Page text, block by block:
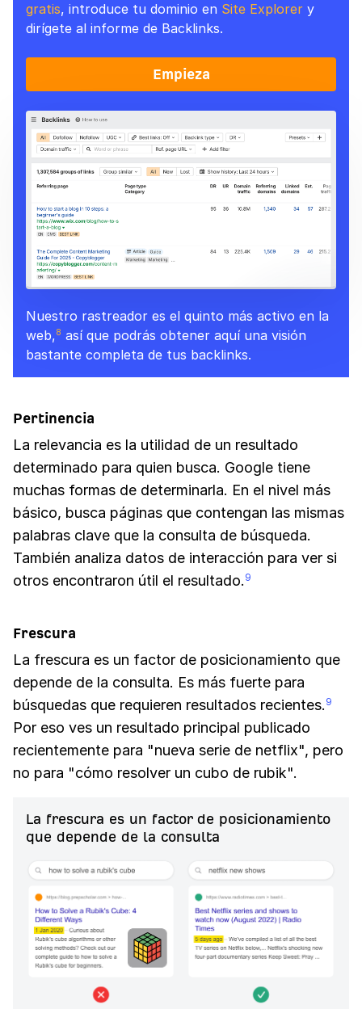
gratis, introduce tu dominio en Site Explorer y
dirígete al informe de Backlinks.
Empieza
Nuestro rastreador es el quinto más activo en la
web,8 así que podrás obtener aquí una visión
bastante completa de tus backlinks.
Pertinencia
La relevancia es la utilidad de un resultado
determinado para quien busca. Google tiene
muchas formas de determinarla. En el nivel más
básico, busca páginas que contengan las mismas
palabras clave que la consulta de búsqueda.
También analiza datos de interacción para ver si
otros encontraron útil el resultado. 9
Frescura
La frescura es un factor de posicionamiento que
depende de la consulta. Es más fuerte para
búsquedas que requieren resultados recientes. 9
Por eso ves un resultado principal publicado
recientemente para "nueva serie de netflix", pero
no para "cómo resolver un cubo de rubik".
La frescura es un factor de posicionamiento
que depende de la consulta